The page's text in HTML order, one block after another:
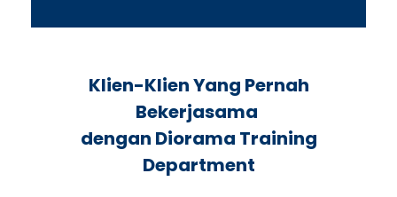
Klien-Klien Yang Pernah
Bekerjasama
dengan Diorama Training
Department